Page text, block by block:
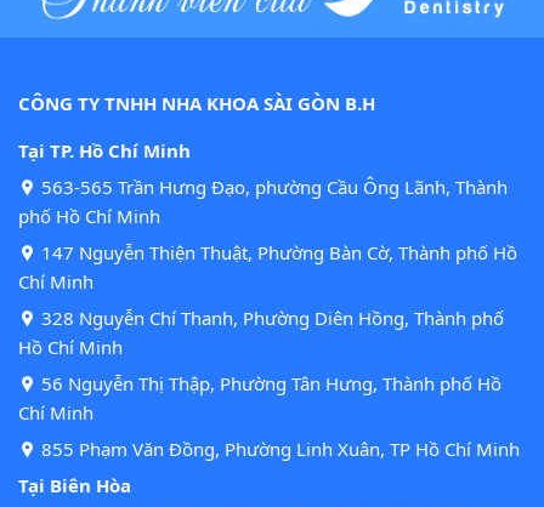
CÔNG TY TNHH NHA KHOA SÀI GÒN B.H
Tại TP. Hồ Chí Minh
563-565 Trần Hưng Đạo, phường Cầu Ông Lãnh, Thành
phố Hồ Chí Minh
147 Nguyễn Thiện Thuật, Phường Bàn Cờ, Thành phố Hồ
Chí Minh
328 Nguyễn Chí Thanh, Phường Diên Hồng, Thành phố
Hồ Chí Minh
56 Nguyễn Thị Thập, Phường Tân Hưng, Thành phố Hồ
Chí Minh
855 Phạm Văn Đồng, Phường Linh Xuân, TP Hồ Chí Minh
Tại Biên Hòa